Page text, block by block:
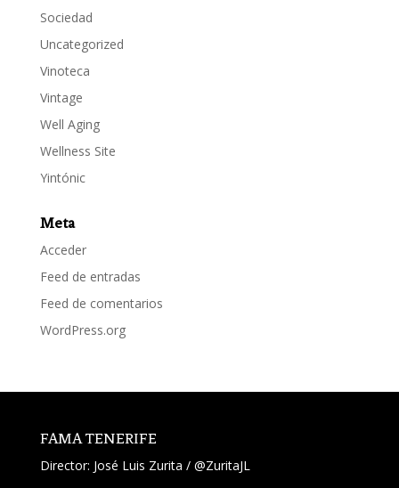
Sociedad
Uncategorized
Vinoteca
Vintage
Well Aging
Wellness Site
Yintónic
Meta
Acceder
Feed de entradas
Feed de comentarios
WordPress.org
FAMA TENERIFE
Director: José Luis Zurita / @ZuritaJL